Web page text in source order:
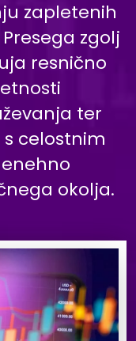
zapletenih
zgolj
resnično
ter
celostnim
okolja.